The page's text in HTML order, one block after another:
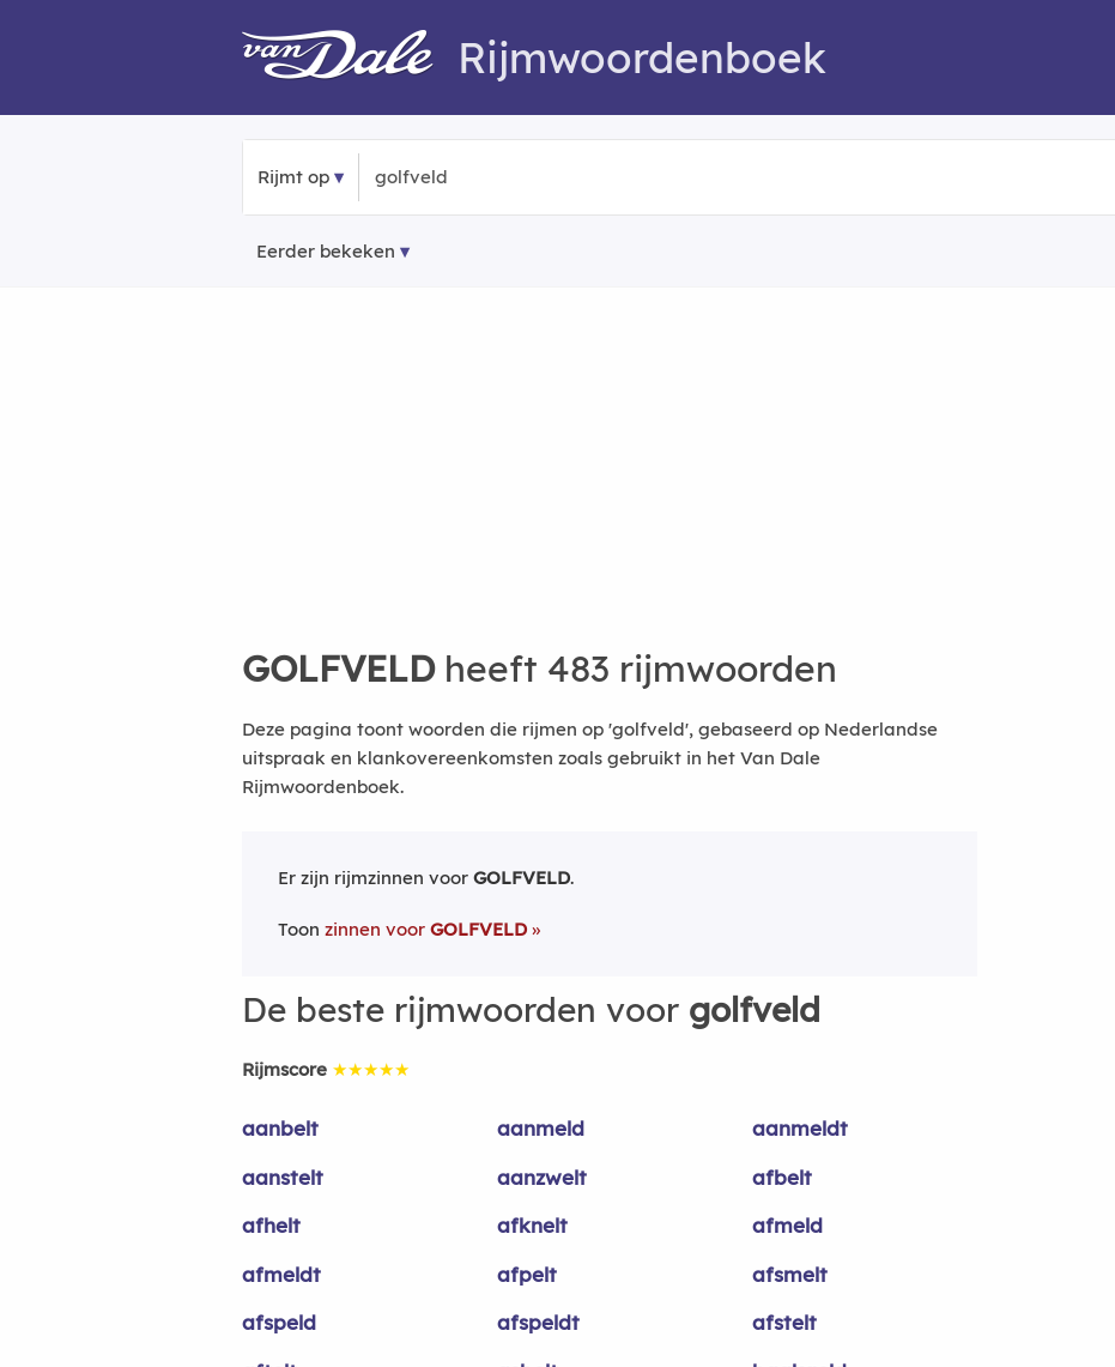
Rijmwoordenboek
Rijmt op
Eerder bekeken
GOLFVELDheeft 483 rijmwoorden
Deze pagina toont woorden die rijmen op 'golfveld', gebaseerd op Nederlandse
uitspraak en klankovereenkomsten zoals gebruikt in het Van Dale
Rijmwoordenboek.
Er zijn rijmzinnen voor GOLFVELD.
Toon zinnen voor GOLFVELD
De beste rijmwoorden voor golfveld
Rijmscore ★★★★★
aanbelt aanmeld
aanmeldt
aanstelt
aanzwelt
afbelt
afhelt
afknelt
afmeld
afmeldt
afpelt
afsmelt
afspeld
afspeldt
afstelt